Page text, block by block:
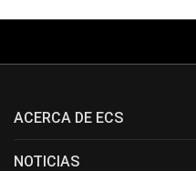
ACERCA DE ECS
NOTICIAS